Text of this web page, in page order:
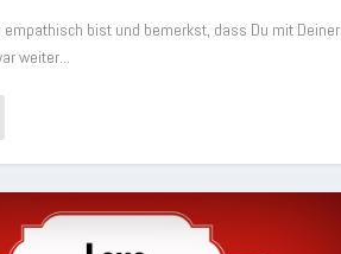
empathisch bist und bemerkst, dass Du mit Deiner
weiter...